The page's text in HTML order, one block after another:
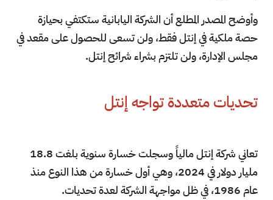
وأوضح المصدر المطلع أن الشركة اليابانية ستكتفي بحيازة
حصة ملكية في إنتل فقط، ولن تسعى للحصول على مقعد في
مجلس الإدارة، ولن تلتزم بشراء شرائح إنتل.
تحديات متعددة تواجه إنتل
تعاني شركة إنتل مالياً وسجلت خسارة سنوية بلغت 18.8
مليار دولار في 2024، وهي أول خسارة من هذا النوع منذ
عام 1986، في ظل مواجهة الشركة لعدة تحديات.